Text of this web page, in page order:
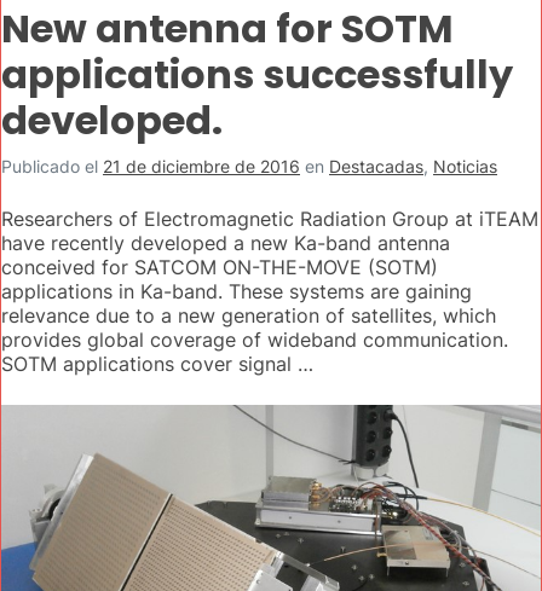
New antenna for SOTM
applications successfully
developed.
Publicado el 21 de diciembre de 2016 en Destacadas, Noticias
Researchers of Electromagnetic Radiation Group at iTEAM
have recently developed a new Ka-band antenna
conceived for SATCOM ON-THE-MOVE (SOTM)
applications in Ka-band. These systems are gaining
relevance due to a new generation of satellites, which
provides global coverage of wideband communication.
SOTM applications cover signal …